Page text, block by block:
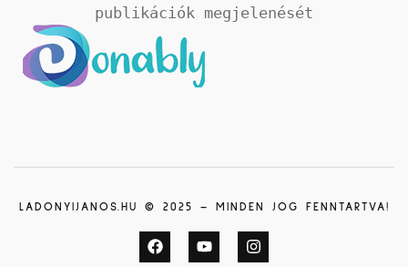
publikációk megjelenését
LADONYIJANOS.HU © 2025 – MINDEN JOG FENNTARTVA!